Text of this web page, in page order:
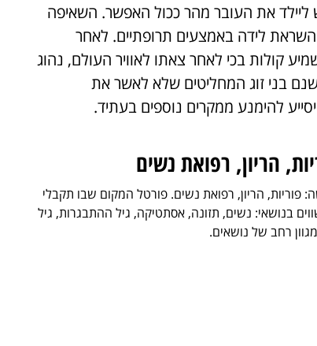
את העובר מהר ככול האפשר. השאיפה
השראת לידה באמצעים תרופתיים. לאחר
קולות בכי לאחר צאתו לאוויר העולם, נהוג
בני זוג המחליטים שלא לאשר את
להימנע ממקרים נוספים בעתיד.
הריון, רפואת נשים
פוריות, הריון, רפואת נשים. פורטל המקום שבו תקבלי
בנושאי: נשים, תזונה, אסתטיקה, גיל ההתבגרות, גיל
רחב של נושאים.